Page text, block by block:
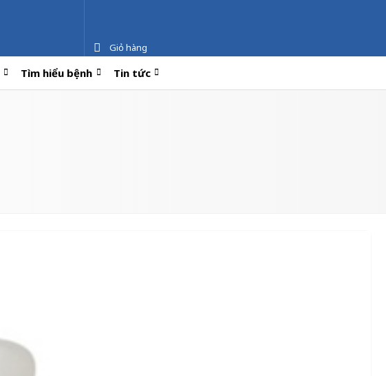
Giỏ hàng
Tìm hiểu bệnh Tin tức